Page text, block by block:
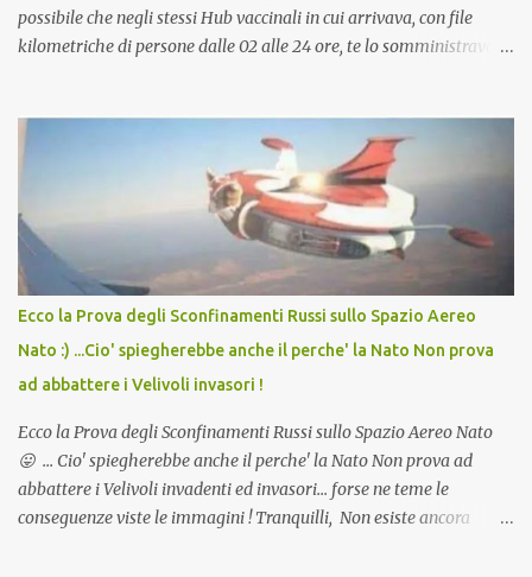
possibile che negli stessi Hub vaccinali in cui arrivava, con file
kilometriche di persone dalle 02 alle 24 ore, te lo somministravano
Vaccino come: l' Amaro del Capo, era "spettacolare Ghiacciato, ma
andava bene anche, a Temperatura Ambiente"! Riproponiamo
l'articolo per NON Dimenticare!
Ecco la Prova degli Sconfinamenti Russi sullo Spazio Aereo
Nato :) ...Cio' spiegherebbe anche il perche' la Nato Non prova
ad abbattere i Velivoli invasori !
Ecco la Prova degli Sconfinamenti Russi sullo Spazio Aereo Nato
😛 ... Cio' spiegherebbe anche il perche' la Nato Non prova ad
abbattere i Velivoli invadenti ed invasori... forse ne teme le
conseguenze viste le immagini ! Tranquilli, Non esiste ancora